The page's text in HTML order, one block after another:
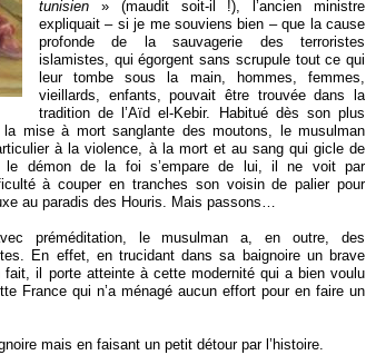
tunisien » (maudit soit-il !), l’ancien ministre
expliquait – si je me souviens bien – que la cause
profonde de la sauvagerie des terroristes
islamistes, qui égorgent sans scrupule tout ce qui
leur tombe sous la main, hommes, femmes,
vieillards, enfants, pouvait être trouvée dans la
tradition de l’Aïd el-Kebir. Habitué dès son plus
mise à mort sanglante des moutons, le musulman
à la violence, à la mort et au sang qui gicle de
le démon de la foi s’empare de lui, il ne voit par
à couper en tranches son voisin de palier pour
au paradis des Houris. Mais passons…
préméditation, le musulman a, en outre, des
En effet, en trucidant dans sa baignoire un brave
il porte atteinte à cette modernité qui a bien voulu
France qui n’a ménagé aucun effort pour en faire un
mais en faisant un petit détour par l’histoire.